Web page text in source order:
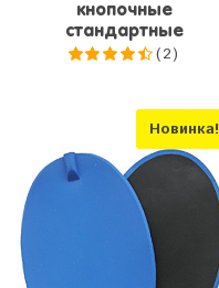
кнопочные
стандартные
(2)
Новинка!